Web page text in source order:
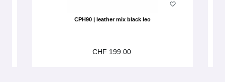
CPH90 | leather mix black leo
CHF 199.00